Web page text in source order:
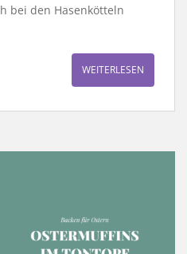
bei den Hasenkötteln
WEITERLESEN